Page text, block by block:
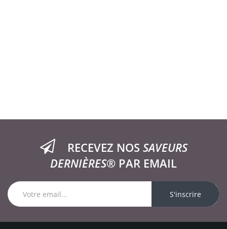
RECEVEZ NOS SAVEURS
DERNIÈRES® PAR EMAIL
S'inscrire